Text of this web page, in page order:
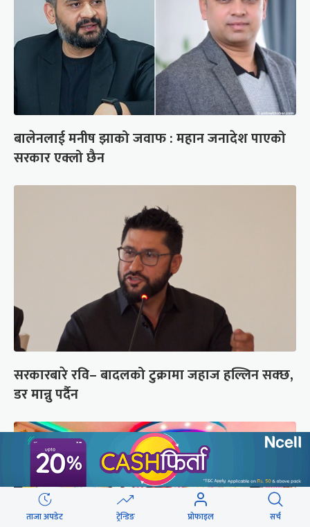
बालेनलाई मनीष झाको जवाफ : महान जनादेश पाएको
सरकार एक्लो छैन
सरकारबारे रवि– बादलको टुक्रामा जहाज हल्लिन सक्छ,
डर मान्नु पर्दैन
ताजा अपडेट ट्रेन्डिङ प्रोफाइल सर्च